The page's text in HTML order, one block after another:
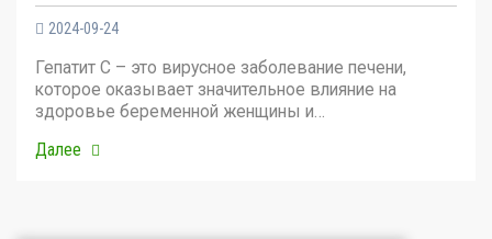
2024-09-24
Гепатит С – это вирусное заболевание печени,
которое оказывает значительное влияние на
здоровье беременной женщины и…
Далее